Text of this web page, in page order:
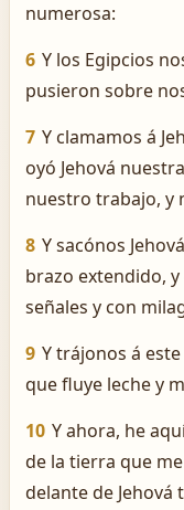
numerosa:
6 Y los Egipcios
pusieron sobre
7 Y clamamos á
oyó Jehová
nuestro trabajo, y
8 Y sacónos
brazo extendido,
señales y con
9 Y trájonos á
que fluye leche y
10 Y ahora, he
de la tierra que
delante de Jehová